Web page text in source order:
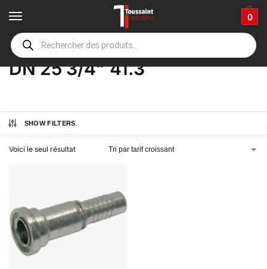
0
Accueil boutique / Product Options
DN 25 3/4" 41.3
SHOW FILTERS
Voici le seul résultat